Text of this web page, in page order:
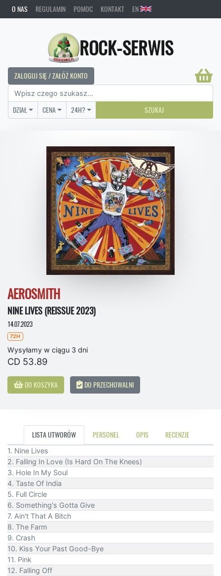
O NAS REGULAMIN POMOC KONTAKT EN
ROCK-SERWIS
ZALOGUJ SIĘ / ZAŁÓŻ KONTO
DZIAŁ CENA 24H? SZUKAJ
AEROSMITH
NINE LIVES (REISSUE 2023)
14.07.2023
72H
Wysyłamy w ciągu 3 dni
CD 53.89
DO KOSZYKA DO PRZECHOWALNI
LISTA UTWORÓW PERSONEL OPIS RECENZJE
1. Nine Lives
2. Falling In Love (Is Hard On The Knees)
3. Hole In My Soul
4. Taste Of India
5. Full Circle
6. Something's Gotta Give
7. Ain't That A Bitch
8. The Farm
9. Crash
10. Kiss Your Past Good-Bye
11. Pink
12. Falling Off